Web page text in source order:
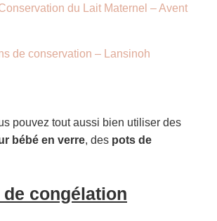
du Lait Maternel – Avent
de conservation – Lansinoh
pouvez tout aussi bien utiliser des
bébé en verre, des pots de
congélation